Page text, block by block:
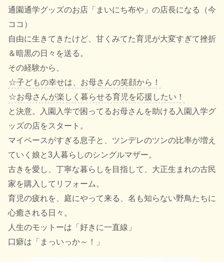
通園通学グッズのお店「まいにち布や」の店長になる（今
ココ）
自由に生きてきたけど、甘くみてた育児が大変すぎて挫折
＆暗黒の日々を送る。
その経験から、
☆子どもの幸せは、お母さんの笑顔から！
☆お母さんが楽しく暮らせる育児を応援したい！
と決意。入園入学で困ってるお母さんを助ける入園入学グ
ッズの店をスタート。
マイペースがすぎる息子と、ツンデレのツンの比率が増え
ていく娘と3人暮らしのシングルマザー。
古きを愛し、丁寧な暮らしを目指して、大正生まれの古民
家を購入してリフォーム。
育児の疲れを、庭にやって来る、名も知らない野鳥たちに
心癒される日々。
人生のモットーは「好きに一直線」
口癖は「まっいっか～！」